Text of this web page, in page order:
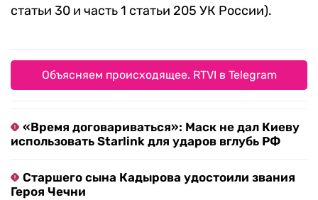
статьи 30 и часть 1 статьи 205 УК России).
Объясняем происходящее. RTVI в Telegram
«Время договариваться»: Маск не дал Киеву
использовать Starlink для ударов вглубь РФ
Старшего сына Кадырова удостоили звания
Героя Чечни